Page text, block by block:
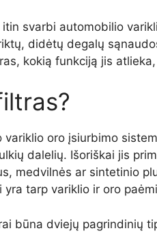
svarbi automobilio
didėtų degalų
kokią funkciją jis
variklio oro įsiurbimo
dalelių. Išoriškai jis
medvilnės ar sintetinio
tarp variklio ir oro
būna dviejų pagrindinių